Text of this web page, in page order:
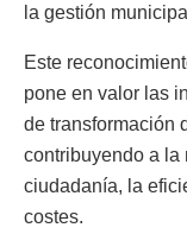
la gestión
Este
pone en valor las
de transformación
contribuyendo a la
ciudadanía, la
costes.